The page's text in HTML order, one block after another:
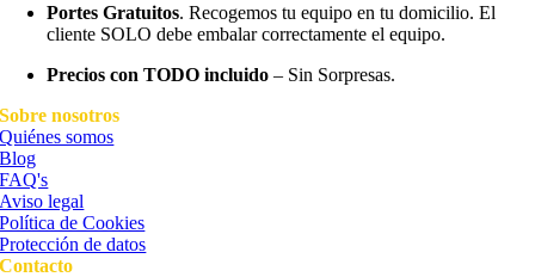
Portes Gratuitos. Recogemos tu equipo en tu domicilio. El
cliente SOLO debe embalar correctamente el equipo.
Precios con TODO incluido – Sin Sorpresas.
Sobre nosotros
Quiénes somos
Blog
FAQ's
Aviso legal
Política de Cookies
Protección de datos
Contacto